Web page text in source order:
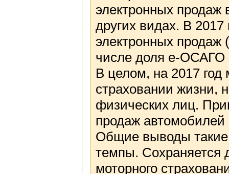
электронных
других видах. В 2017
электронных продаж
числе доля е-ОСАГО
В целом, на 2017 год
страховании жизни,
физических лиц.
продаж автомобилей
Общие выводы
темпы. Сохраняется
моторного